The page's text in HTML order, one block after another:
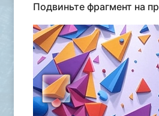
Подвиньте фрагмент на